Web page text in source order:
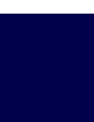
Una valvola a
Parti a
Liquidi
Pressione